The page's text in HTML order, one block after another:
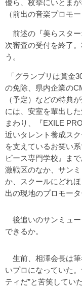
優ら、枚挙にいとま
（前出の音楽プロモー
前述の『美らスター
次審査の受付を終了
う。
「グランプリは賞金
の免除、県内企業の
（予定）などの特典
には、安室を輩出し
まわり、『EXILE
近いタレント養成ス
を支えているお笑い
ピース専門学校』ま
激戦区のなか、サン
か、スクールにどれ
出の現地のプロモータ
後追いのサンミュー
できるか。
生前、相澤会長は筆
いプロになっていた
ティだ”と苦笑してい